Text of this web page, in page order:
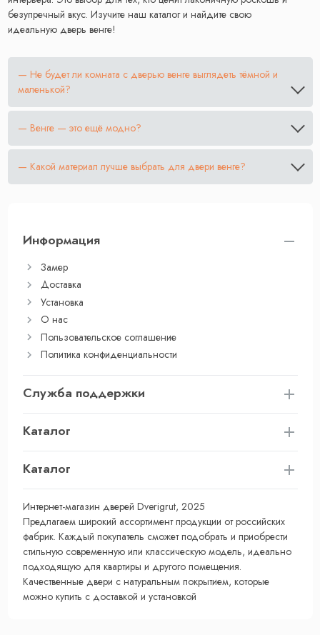
безупречный вкус. Изучите наш каталог и найдите свою
идеальную дверь венге!
— Не будет ли комната с дверью венге выглядеть тёмной и
маленькой?
— Венге — это ещё модно?
— Какой материал лучше выбрать для двери венге?
Информация
Замер
Доставка
Установка
О нас
Пользовательское соглашение
Политика конфиденциальности
Служба поддержки
Каталог
Каталог
Интернет-магазин дверей Dverigrut, 2025
Предлагаем широкий ассортимент продукции от российских
фабрик. Каждый покупатель сможет подобрать и приобрести
стильную современную или классическую модель, идеально
подходящую для квартиры и другого помещения.
Качественные двери с натуральным покрытием, которые
можно купить с доставкой и установкой